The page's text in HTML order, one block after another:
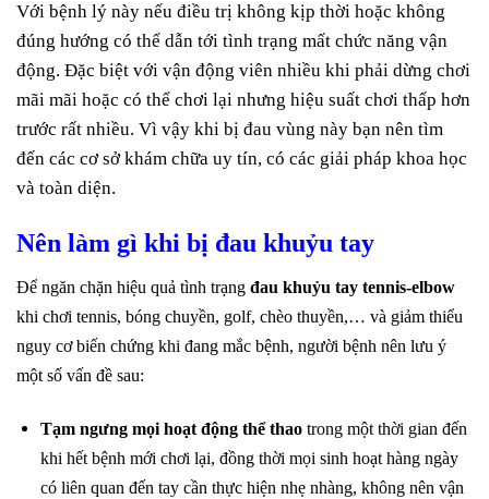
Với bệnh lý này nếu điều trị không kịp thời hoặc không
đúng hướng có thể dẫn tới tình trạng mất chức năng vận
động. Đặc biệt với vận động viên nhiều khi phải dừng chơi
mãi mãi hoặc có thể chơi lại nhưng hiệu suất chơi thấp hơn
trước rất nhiều. Vì vậy khi bị đau vùng này bạn nên tìm
đến các cơ sở khám chữa uy tín, có các giải pháp khoa học
và toàn diện.
Nên làm gì khi bị đau khuỷu tay
Để ngăn chặn hiệu quả tình trạng đau khuỷu tay tennis-elbow
khi chơi tennis, bóng chuyền, golf, chèo thuyền,… và giảm thiểu
nguy cơ biến chứng khi đang mắc bệnh, người bệnh nên lưu ý
một số vấn đề sau:
Tạm ngưng mọi hoạt động thể thao trong một thời gian đến
khi hết bệnh mới chơi lại, đồng thời mọi sinh hoạt hàng ngày
có liên quan đến tay cần thực hiện nhẹ nhàng, không nên vận